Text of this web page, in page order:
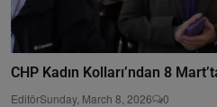
CHP Kadın Kolları’ndan 8
EditörSunday, March 8, 2026 0